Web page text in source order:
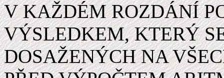
V KAŽDÉM ROZDÁNÍ
VÝSLEDKEM, KTERÝ
DOSAŽENÝCH NA